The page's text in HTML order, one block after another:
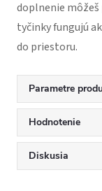
doplnenie
tyčinky fungujú
do priestoru.
Parametre
Hodnotenie
Diskusia